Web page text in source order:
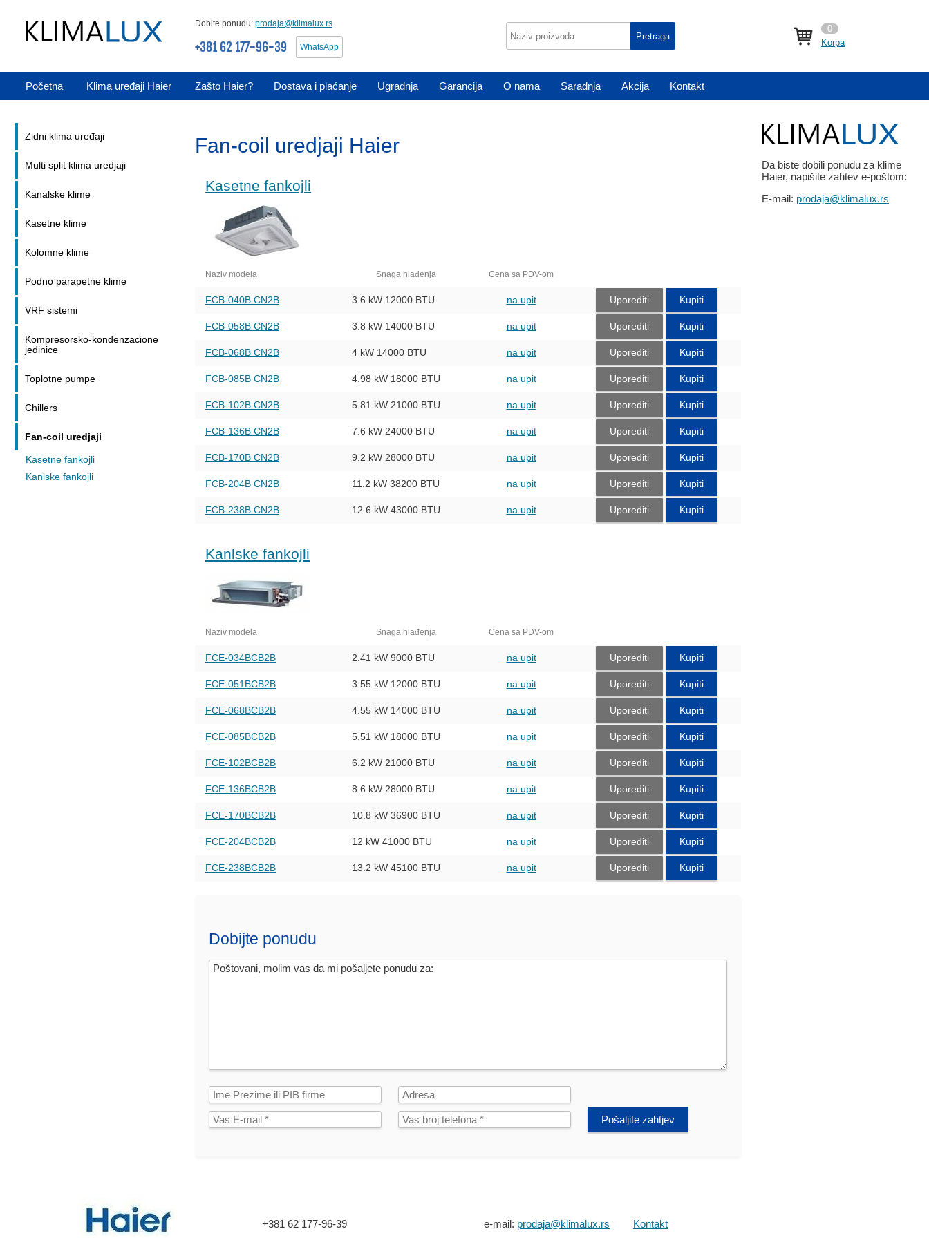
Dobite ponudu: prodaja@klimalux.rs
+381 62 177-96-39 WhatsApp
Pretraga
0
Korpa
Početna Klima uređaji Haier Zašto Haier? Dostava i plaćanje Ugradnja Garancija O nama Saradnja Akcija Kontakt
Fan-coil uredjaji Haier
Kasetne fankojli
Naziv modela Snaga hlađenja Cena sa PDV-om
FCB-040B CN2B 3.6 kW 12000 BTU na upit Uporediti Kupiti
FCB-058B CN2B 3.8 kW 14000 BTU na upit Uporediti Kupiti
FCB-068B CN2B 4 kW 14000 BTU na upit Uporediti Kupiti
FCB-085B CN2B 4.98 kW 18000 BTU na upit Uporediti Kupiti
FCB-102B CN2B 5.81 kW 21000 BTU na upit Uporediti Kupiti
FCB-136B CN2B 7.6 kW 24000 BTU na upit Uporediti Kupiti
FCB-170B CN2B 9.2 kW 28000 BTU na upit Uporediti Kupiti
FCB-204B CN2B 11.2 kW 38200 BTU na upit Uporediti Kupiti
FCB-238B CN2B 12.6 kW 43000 BTU na upit Uporediti Kupiti
Kanlske fankojli
Naziv modela Snaga hlađenja Cena sa PDV-om
FCE-034BCB2B 2.41 kW 9000 BTU na upit Uporediti Kupiti
FCE-051BCB2B 3.55 kW 12000 BTU na upit Uporediti Kupiti
FCE-068BCB2B 4.55 kW 14000 BTU na upit Uporediti Kupiti
FCE-085BCB2B 5.51 kW 18000 BTU na upit Uporediti Kupiti
FCE-102BCB2B 6.2 kW 21000 BTU na upit Uporediti Kupiti
FCE-136BCB2B 8.6 kW 28000 BTU na upit Uporediti Kupiti
FCE-170BCB2B 10.8 kW 36900 BTU na upit Uporediti Kupiti
FCE-204BCB2B 12 kW 41000 BTU na upit Uporediti Kupiti
FCE-238BCB2B 13.2 kW 45100 BTU na upit Uporediti Kupiti
Dobijte ponudu
Pošaljite zahtjev
+381 62 177-96-39 e-mail: prodaja@klimalux.rs Kontakt
Zidni klima uređaji
Multi split klima uredjaji
Kanalske klime
Kasetne klime
Kolomne klime
Podno parapetne klime
VRF sistemi
Kompresorsko-kondenzacione
jedinice
Toplotne pumpe
Chillers
Fan-coil uredjaji
Kasetne fankojli
Kanlske fankojli
Da biste dobili ponudu za klime
Haier, napišite zahtev e-poštom:
E-mail: prodaja@klimalux.rs